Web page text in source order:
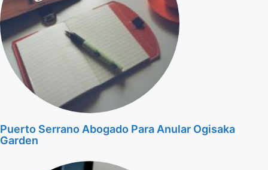
Puerto Serrano Abogado Para Anular Ogisaka
Garden